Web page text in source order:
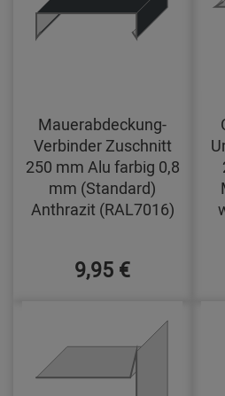
Mauerabdeckung-
Verbinder Zuschnitt
250 mm Alu farbig 0,8
mm (Standard)
Anthrazit (RAL7016)
9,95 €